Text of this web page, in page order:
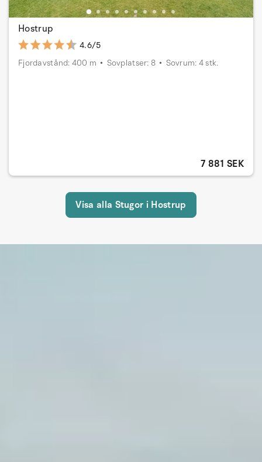
Hostrup
4.6/5
Fjordavstånd: 400 m
Sovplatser: 8 Sovrum: 4 stk.
7 881 SEK
Visa alla Stugor i Hostrup